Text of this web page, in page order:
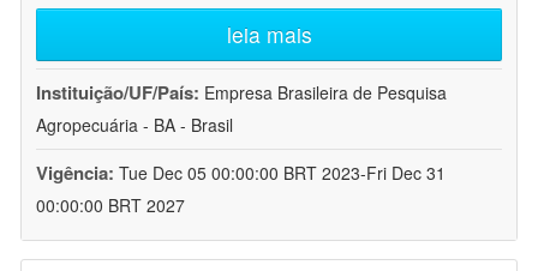
leia mais
Instituição/UF/País: Empresa Brasileira de Pesquisa
Agropecuária - BA - Brasil
Vigência: Tue Dec 05 00:00:00 BRT 2023-Fri Dec 31
00:00:00 BRT 2027